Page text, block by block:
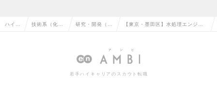
ハイク 技術系（化 研究・開発（化
品・衣料）の転
【東京・墨田区】水処理エンジニ
の水インフラを変える企業の求人
若手ハイキャリアのスカウト転職